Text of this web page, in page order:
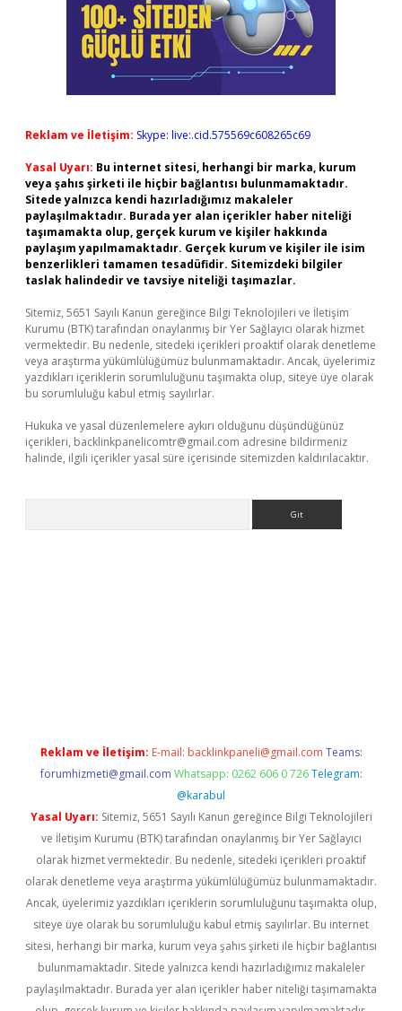
Reklam ve İletişim: Skype: live:.cid.575569c608265c69
Yasal Uyarı: Bu internet sitesi, herhangi bir marka, kurum
veya şahıs şirketi ile hiçbir bağlantısı bulunmamaktadır.
Sitede yalnızca kendi hazırladığımız makaleler
paylaşılmaktadır. Burada yer alan içerikler haber niteliği
taşımamakta olup, gerçek kurum ve kişiler hakkında
paylaşım yapılmamaktadır. Gerçek kurum ve kişiler ile isim
benzerlikleri tamamen tesadüfidir. Sitemizdeki bilgiler
taslak halindedir ve tavsiye niteliği taşımazlar.
Sitemiz, 5651 Sayılı Kanun gereğince Bilgi Teknolojileri ve İletişim
Kurumu (BTK) tarafından onaylanmış bir Yer Sağlayıcı olarak hizmet
vermektedir. Bu nedenle, sitedeki içerikleri proaktif olarak denetleme
veya araştırma yükümlülüğümüz bulunmamaktadır. Ancak, üyelerimiz
yazdıkları içeriklerin sorumluluğunu taşımakta olup, siteye üye olarak
bu sorumluluğu kabul etmiş sayılırlar.
Hukuka ve yasal düzenlemelere aykırı olduğunu düşündüğünüz
içerikleri, backlinkpanelicomtr@gmail.com adresine bildirmeniz
halinde, ilgili içerikler yasal süre içerisinde sitemizden kaldırılacaktır.
Reklam ve İletişim: E-mail: backlinkpaneli@gmail.com Teams:
forumhizmeti@gmail.com Whatsapp: 0262 606 0 726 Telegram:
@karabul
Yasal Uyarı: Sitemiz, 5651 Sayılı Kanun gereğince Bilgi Teknolojileri
ve İletişim Kurumu (BTK) tarafından onaylanmış bir Yer Sağlayıcı
olarak hizmet vermektedir. Bu nedenle, sitedeki içerikleri proaktif
olarak denetleme veya araştırma yükümlülüğümüz bulunmamaktadır.
Ancak, üyelerimiz yazdıkları içeriklerin sorumluluğunu taşımakta olup,
siteye üye olarak bu sorumluluğu kabul etmiş sayılırlar. Bu internet
sitesi, herhangi bir marka, kurum veya şahıs şirketi ile hiçbir bağlantısı
bulunmamaktadır. Sitede yalnızca kendi hazırladığımız makaleler
paylaşılmaktadır. Burada yer alan içerikler haber niteliği taşımamakta